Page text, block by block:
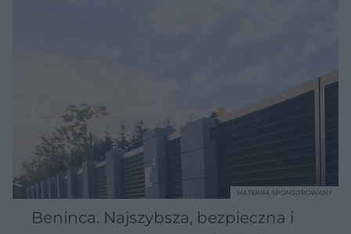
Beninca. Najszybsza, bezpieczna i
MATERIAŁ SPONSOROWANY